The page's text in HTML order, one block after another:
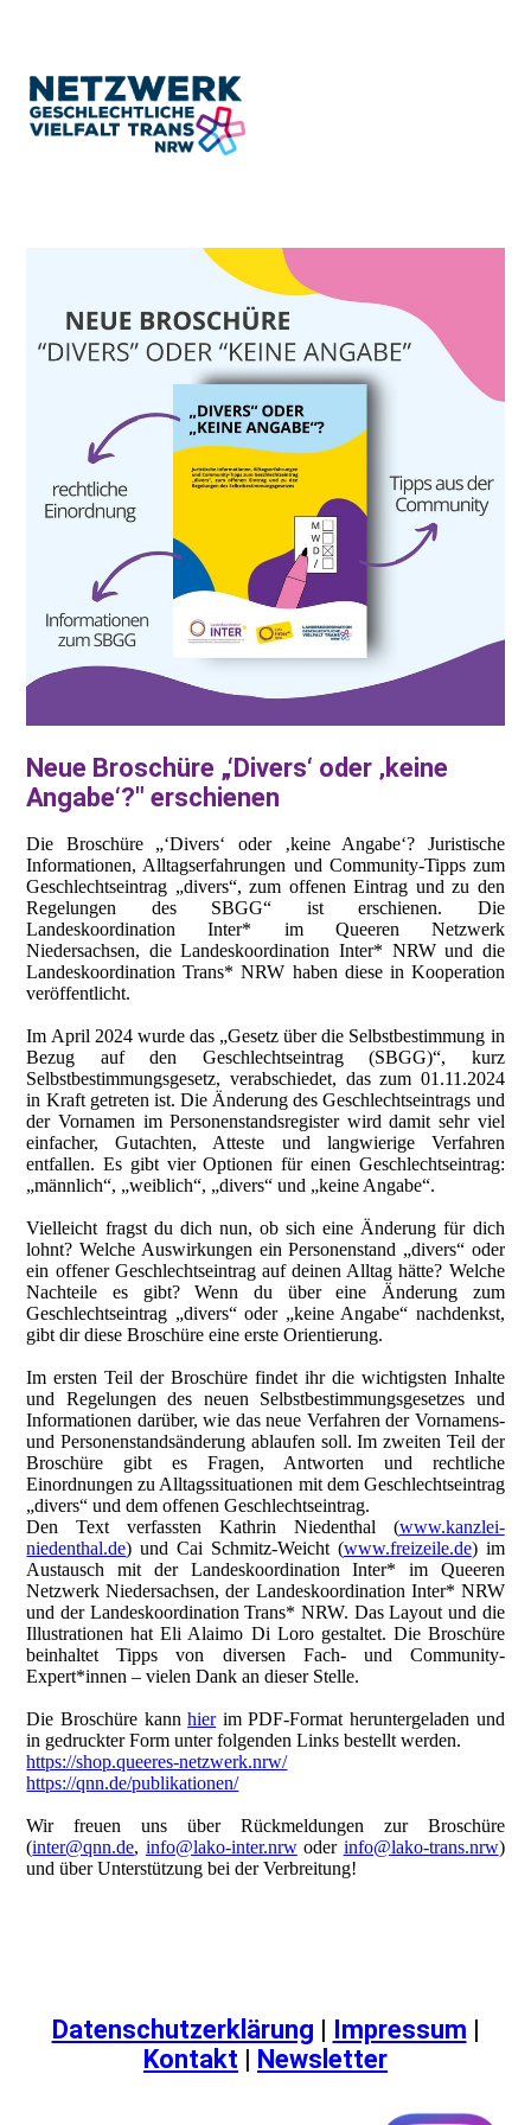
Neue Broschüre „‘Divers‘ oder ‚keine
Angabe‘?" erschienen
Die Broschüre „‘Divers‘ oder ‚keine Angabe‘? Juristische
Informationen, Alltagserfahrungen und Community-Tipps zum
Geschlechtseintrag „divers“, zum offenen Eintrag und zu den
Regelungen des SBGG“ ist erschienen. Die
Landeskoordination Inter* im Queeren Netzwerk
Niedersachsen, die Landeskoordination Inter* NRW und die
Landeskoordination Trans* NRW haben diese in Kooperation
veröffentlicht.
Im April 2024 wurde das „Gesetz über die Selbstbestimmung in
Bezug auf den Geschlechtseintrag (SBGG)“, kurz
Selbstbestimmungsgesetz, verabschiedet, das zum 01.11.2024
in Kraft getreten ist. Die Änderung des Geschlechtseintrags und
der Vornamen im Personenstandsregister wird damit sehr viel
einfacher, Gutachten, Atteste und langwierige Verfahren
entfallen. Es gibt vier Optionen für einen Geschlechtseintrag:
„männlich“, „weiblich“, „divers“ und „keine Angabe“.
Vielleicht fragst du dich nun, ob sich eine Änderung für dich
lohnt? Welche Auswirkungen ein Personenstand „divers“ oder
ein offener Geschlechtseintrag auf deinen Alltag hätte? Welche
Nachteile es gibt? Wenn du über eine Änderung zum
Geschlechtseintrag „divers“ oder „keine Angabe“ nachdenkst,
gibt dir diese Broschüre eine erste Orientierung.
Im ersten Teil der Broschüre findet ihr die wichtigsten Inhalte
und Regelungen des neuen Selbstbestimmungsgesetzes und
Informationen darüber, wie das neue Verfahren der Vornamens-
und Personenstandsänderung ablaufen soll. Im zweiten Teil der
Broschüre gibt es Fragen, Antworten und rechtliche
Einordnungen zu Alltagssituationen mit dem Geschlechtseintrag
„divers“ und dem offenen Geschlechtseintrag.
Den Text verfassten Kathrin Niedenthal (www.kanzlei-
niedenthal.de) und Cai Schmitz-Weicht (www.freizeile.de) im
Austausch mit der Landeskoordination Inter* im Queeren
Netzwerk Niedersachsen, der Landeskoordination Inter* NRW
und der Landeskoordination Trans* NRW. Das Layout und die
Illustrationen hat Eli Alaimo Di Loro gestaltet. Die Broschüre
beinhaltet Tipps von diversen Fach- und Community-
Expert*innen – vielen Dank an dieser Stelle.
Die Broschüre kannhierim PDF-Format heruntergeladen und
in gedruckter Form unter folgenden Links bestellt werden.
https://shop.queeres-netzwerk.nrw/
https://qnn.de/publikationen/
Wir freuen uns über Rückmeldungen zur Broschüre
(inter@qnn.de, info@lako-inter.nrwoder info@lako-trans.nrw)
und über Unterstützung bei der Verbreitung!
Datenschutzerklärung Impressum
Kontakt
Newsletter